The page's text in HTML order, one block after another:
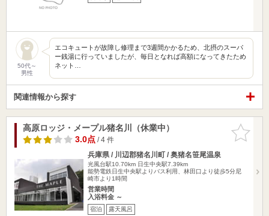
50代～
男性
エコキュートが故障し修理まで3週間かかるため、北摂のスーパ
ー銭湯に行っていましたが、毎日となれば高額になってきたため
ネット…
関連情報から探す
お気に入
りに追加
高原ロッジ・メープル猪名川（休業中）
3.0点/ 4 件
兵庫県 / 川辺郡猪名川町 / 奥猪名笹尾温泉
光風台駅10.70km 日生中央駅7.39km
能勢電鉄日生中央駅よりバス利用、林田口より徒歩5分尼
崎市より1時間
営業時間
入浴料金 ～
宿泊 露天風呂